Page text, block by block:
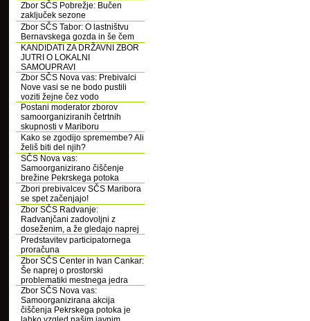
Zbor SČS Pobrežje: Bučen
zaključek sezone
Zbor SČS Tabor: O lastništvu
Bernavskega gozda in še čem
KANDIDATI ZA DRŽAVNI ZBOR
JUTRI O LOKALNI
SAMOUPRAVI
Zbor SČS Nova vas: Prebivalci
Nove vasi se ne bodo pustili
voziti žejne čez vodo
Postani moderator zborov
samoorganiziranih četrtnih
skupnosti v Mariboru
Kako se zgodijo spremembe? Ali
želiš biti del njih?
SČS Nova vas:
Samoorganizirano čiščenje
brežine Pekrskega potoka
Zbori prebivalcev SČS Maribora
se spet začenjajo!
Zbor SČS Radvanje:
Radvanjčani zadovoljni z
doseženim, a že gledajo naprej
Predstavitev participatornega
proračuna
Zbor SČS Center in Ivan Cankar:
Še naprej o prostorski
problematiki mestnega jedra
Zbor SČS Nova vas:
Samoorganizirana akcija
čiščenja Pekrskega potoka je